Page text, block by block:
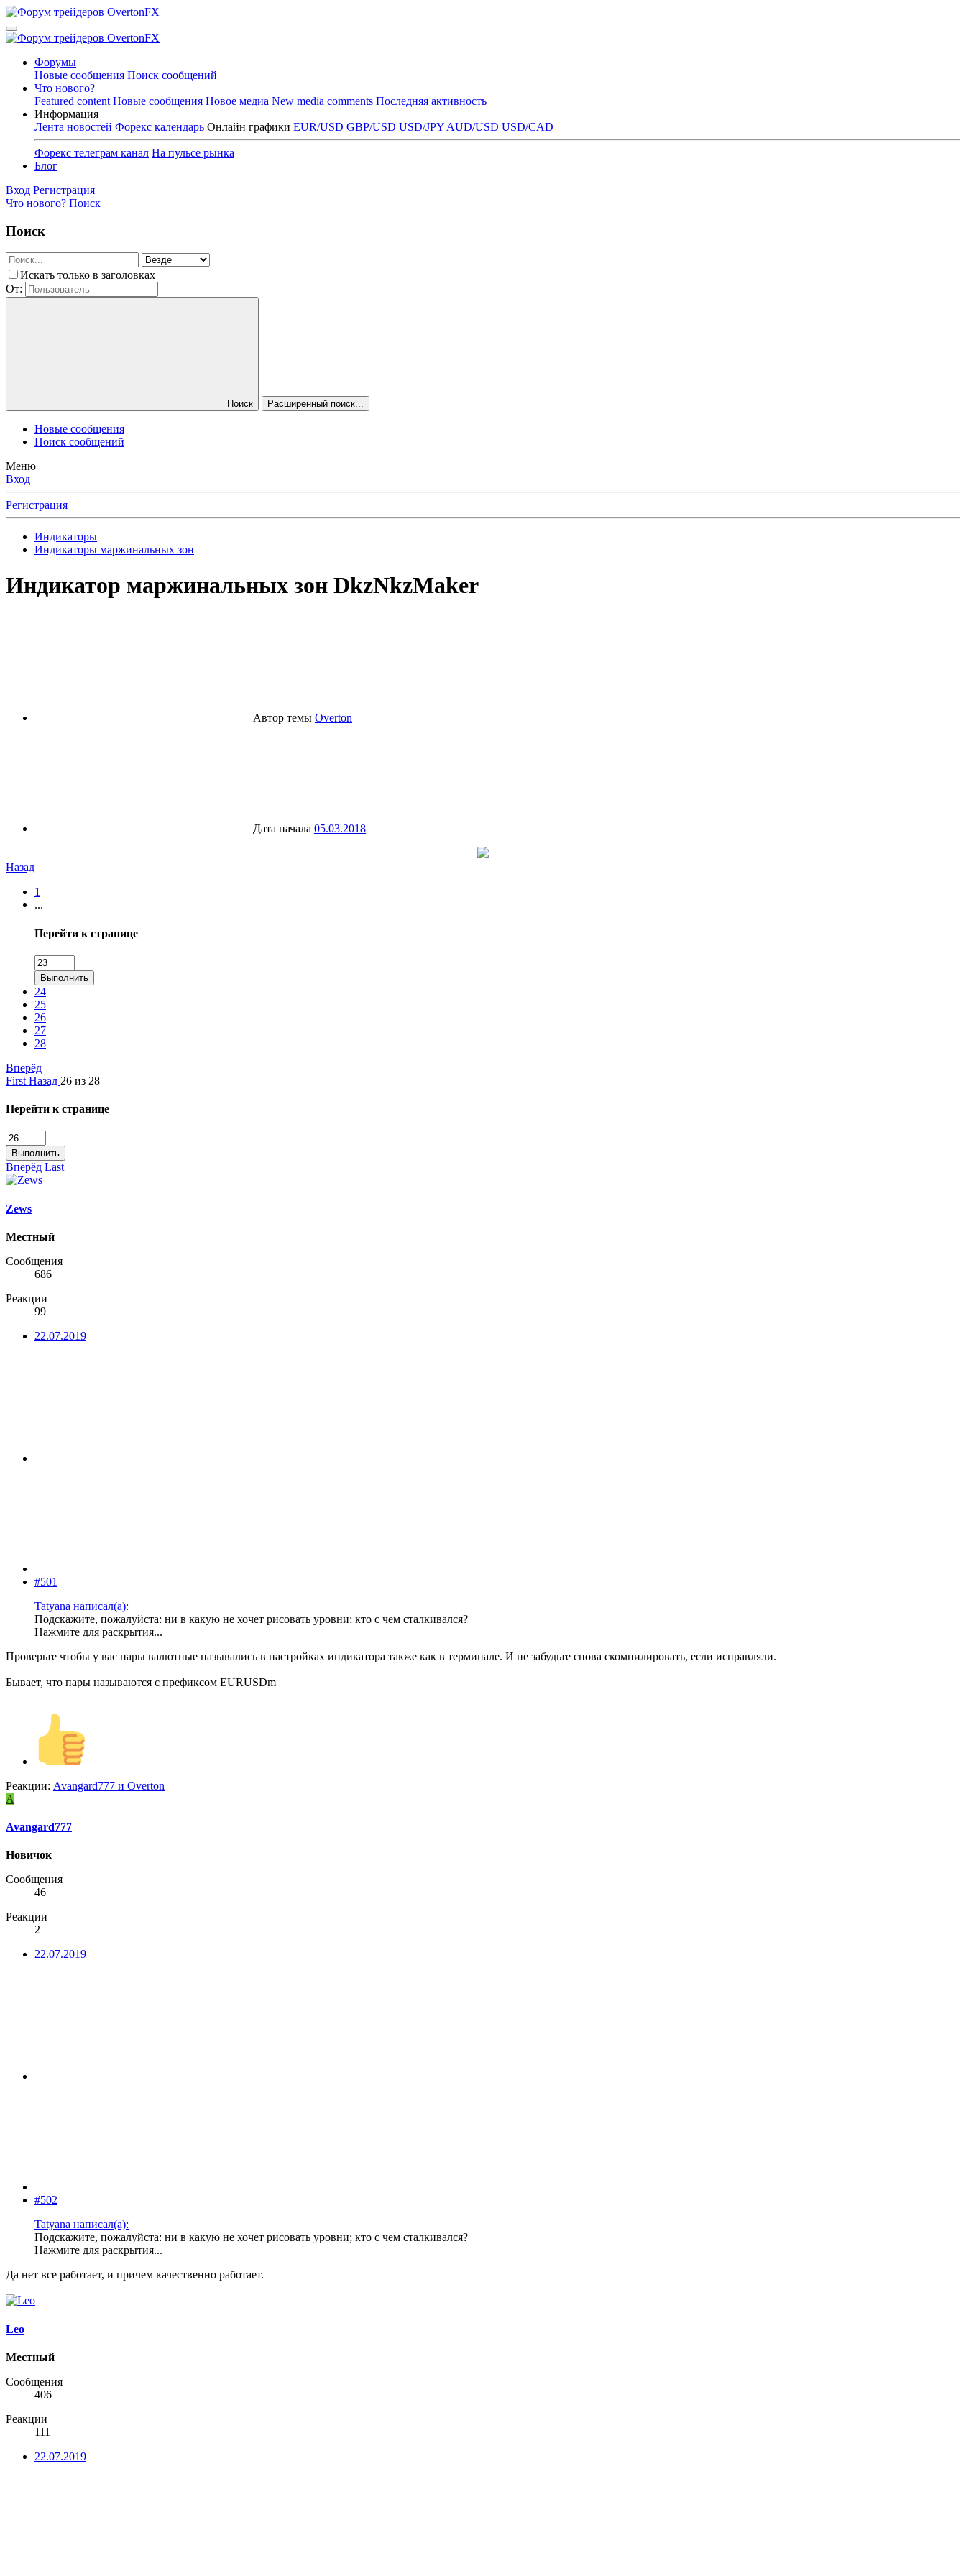
Форумы
Новые сообщения Поиск сообщений
Что нового?
Featured content Новые сообщения Новое медиа New media comments Последняя активность
Информация
Лента новостей Форекс календарь Онлайн графики EUR/USD GBP/USD USD/JPY AUD/USD USD/CAD
Форекс телеграм канал На пульсе рынка
Блог
Вход Регистрация
Что нового? Поиск
Поиск
Искать только в заголовках
От:
Поиск Расширенный поиск...
Новые сообщения
Поиск сообщений
Меню
Вход
Регистрация
Индикаторы
Индикаторы маржинальных зон
Индикатор маржинальных зон DkzNkzMaker
Автор темы Overton
Дата начала 05.03.2018
Назад
1
...
Перейти к странице
Выполнить
24
25
26
27
28
Вперёд
First Назад 26 из 28
Перейти к странице
Выполнить
Вперёд Last
Zews
Местный
Сообщения
686
Реакции
99
22.07.2019
#501
Tatyana написал(а):
Подскажите, пожалуйста: ни в какую не хочет рисовать уровни; кто с чем сталкивался?
Нажмите для раскрытия...
Проверьте чтобы у вас пары валютные назывались в настройках индикатора также как в терминале. И не забудьте снова скомпилировать, если исправляли.
Бывает, что пары называются с префиксом EURUSDm
Реакции: Avangard777 и Overton
A
Avangard777
Новичок
Сообщения
46
Реакции
2
22.07.2019
#502
Tatyana написал(а):
Подскажите, пожалуйста: ни в какую не хочет рисовать уровни; кто с чем сталкивался?
Нажмите для раскрытия...
Да нет все работает, и причем качественно работает.
Leo
Местный
Сообщения
406
Реакции
111
22.07.2019